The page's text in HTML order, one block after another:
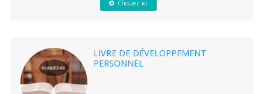
Cliquez ici
LIVRE DE DÉVELOPPEMENT
PERSONNEL